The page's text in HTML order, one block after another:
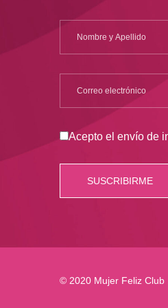
Acepto el envío de
© 2020 Mujer Feliz Club